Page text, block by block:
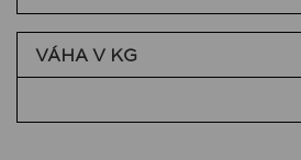
VÁHA V KG